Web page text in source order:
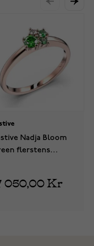
Nadja Bloom
flerstens
050,00 Kr